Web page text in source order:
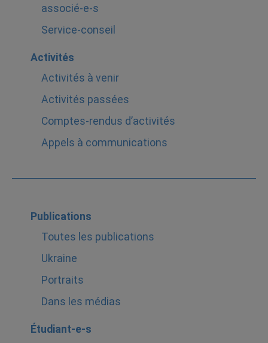
associé-e-s
Service-conseil
Activités
Activités à venir
Activités passées
Comptes-rendus d’activités
Appels à communications
Publications
Toutes les publications
Ukraine
Portraits
Dans les médias
Étudiant-e-s